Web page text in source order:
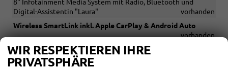
8" Infotainment Media System mit Radio, Bluetooth und
Digital-Assistentin "Laura"
vorhanden
Wireless SmartLink inkl. Apple CarPlay & Android Auto
vorhanden
Sprachsteuerung
USB
WIR RESPEKTIEREN IHRE
PRIVATSPHÄRE